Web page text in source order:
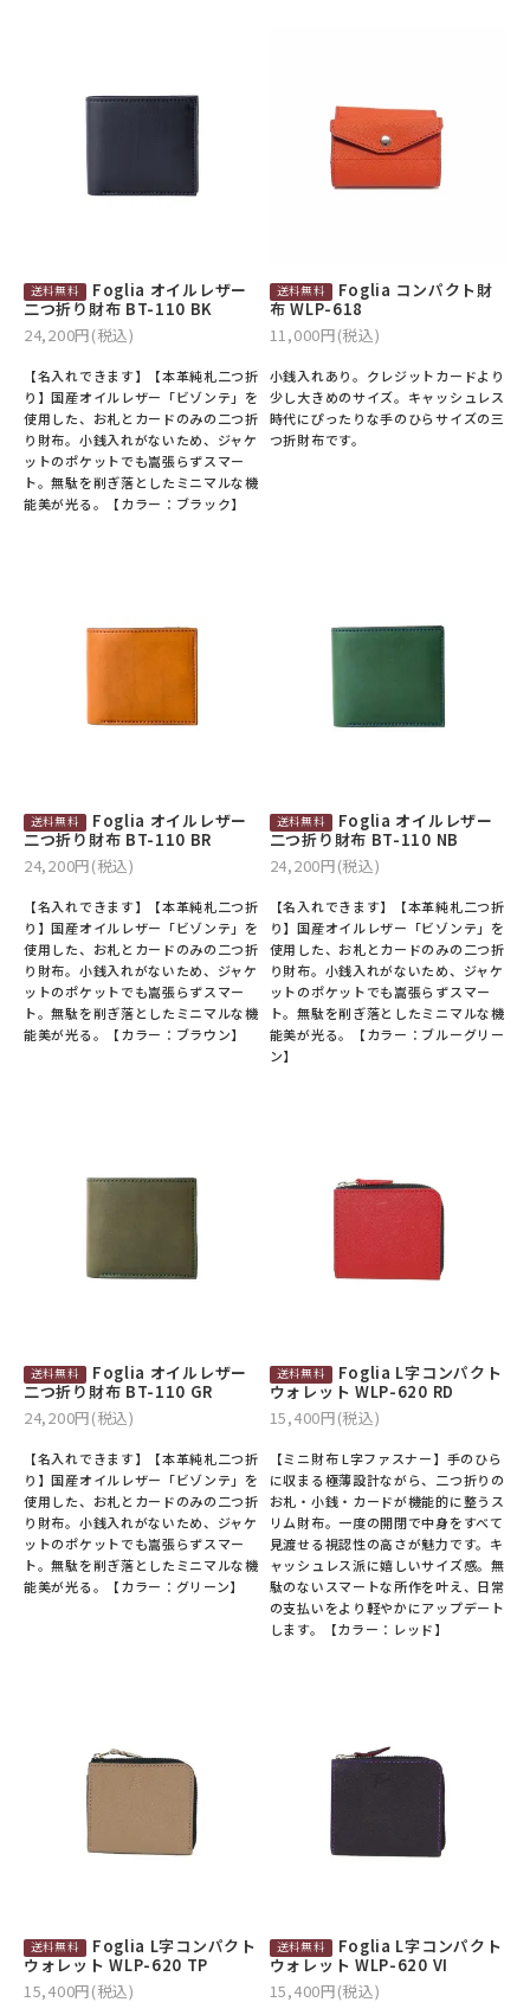
Foglia オイルレザー
二つ折り財布 BT-110 BK
24,200円(税込)
【名入れできます】【本革純札二つ折
り】国産オイルレザー「ビゾンテ」を
使用した、お札とカードのみの二つ折
り財布。小銭入れがないため、ジャケ
ットのポケットでも嵩張らずスマー
ト。無駄を削ぎ落としたミニマルな機
能美が光る。【カラー：ブラック】
Foglia コンパクト財
布 WLP-618
11,000円(税込)
小銭入れあり。クレジットカードより
少し大きめのサイズ。キャッシュレス
時代にぴったりな手のひらサイズの三
つ折財布です。
Foglia オイルレザー
二つ折り財布 BT-110 BR
24,200円(税込)
【名入れできます】【本革純札二つ折
り】国産オイルレザー「ビゾンテ」を
使用した、お札とカードのみの二つ折
り財布。小銭入れがないため、ジャケ
ットのポケットでも嵩張らずスマー
ト。無駄を削ぎ落としたミニマルな機
能美が光る。【カラー：ブラウン】
Foglia オイルレザー
二つ折り財布 BT-110 NB
24,200円(税込)
【名入れできます】【本革純札二つ折
り】国産オイルレザー「ビゾンテ」を
使用した、お札とカードのみの二つ折
り財布。小銭入れがないため、ジャケ
ットのポケットでも嵩張らずスマー
ト。無駄を削ぎ落としたミニマルな機
能美が光る。【カラー：ブルーグリー
ン】
Foglia オイルレザー
二つ折り財布 BT-110 GR
24,200円(税込)
【名入れできます】【本革純札二つ折
り】国産オイルレザー「ビゾンテ」を
使用した、お札とカードのみの二つ折
り財布。小銭入れがないため、ジャケ
ットのポケットでも嵩張らずスマー
ト。無駄を削ぎ落としたミニマルな機
能美が光る。【カラー：グリーン】
Foglia L字コンパクト
ウォレット WLP-620 RD
15,400円(税込)
【ミニ財布 L字ファスナー】手のひら
に収まる極薄設計ながら、二つ折りの
お札・小銭・カードが機能的に整うス
リム財布。一度の開閉で中身をすべて
見渡せる視認性の高さが魅力です。キ
ャッシュレス派に嬉しいサイズ感。無
駄のないスマートな所作を叶え、日常
の支払いをより軽やかにアップデート
します。【カラー：レッド】
Foglia L字コンパクト
ウォレット WLP-620 TP
15,400円(税込)
Foglia L字コンパクト
ウォレット WLP-620 VI
15,400円(税込)